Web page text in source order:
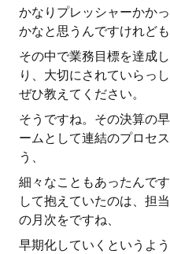
かなりプレッシャーかか
かなと思うんですけれども
その中で業務目標を達成
り、大切にされていらっ
ぜひ教えてください。
そうですね。その決算の
ームとして連結のプロセ
う、
細々なこともあったんで
して抱えていたのは、担
の月次をですね、
早期化していくというよ